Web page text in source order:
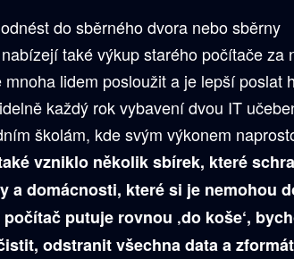
do sběrného dvora nebo sběrny
také výkup starého počítače za
lidem posloužit a je lepší poslat
každý rok vybavení dvou IT
školám, kde svým výkonem
vzniklo několik sbírek, které
a domácnosti, které si je nemohou
putuje rovnou ‚do koše‘,
odstranit všechna data a